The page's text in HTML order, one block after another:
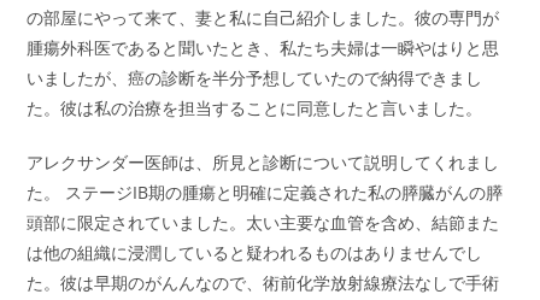
の部屋にやって来て、妻と私に自己紹介しました。彼の専門が
腫瘍外科医であると聞いたとき、私たち夫婦は一瞬やはりと思
いましたが、癌の診断を半分予想していたので納得できまし
た。彼は私の治療を担当することに同意したと言いました。
アレクサンダー医師は、所見と診断について説明してくれまし
た。 ステージIB期の腫瘍と明確に定義された私の膵臓がんの膵
頭部に限定されていました。太い主要な血管を含め、結節また
は他の組織に浸潤していると疑われるものはありませんでし
た。彼は早期のがんんなので、術前化学放射線療法なしで手術